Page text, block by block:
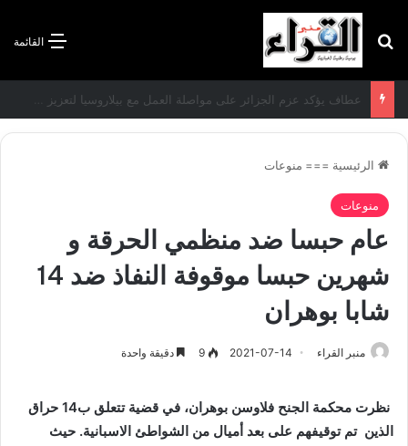
القائمة بحث عن
الرئيسية === منوعات
منوعات
عام حبسا ضد منظمي الحرقة و
شهرين حبسا موقوفة النفاذ ضد 14
شابا بوهران
منبر القراء 2021-07-14
9 دقيقة واحدة
نظرت محكمة الجنح فلاوسن بوهران، في قضية تتعلق ب14 حراق
الذين تم توقيفهم على بعد أميال من الشواطئ الاسبانية. حيث